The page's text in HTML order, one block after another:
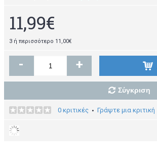
11,99€
3 ή περισσότερο 11,00€
- +
Σύγκριση
0 κριτικές • Γράψτε μια κριτική